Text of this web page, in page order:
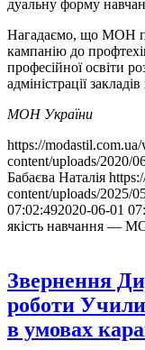
дуальну форму
Нагадаємо, що МОН
кампанію до
професійної освіти
адміністрації
МОН України
https://
content/uploads/2020/
Бабаєва Наталія
content/uploads/2025/
07:02:492020-06-01
якість навчання —
Звернення
роботи
в умовах